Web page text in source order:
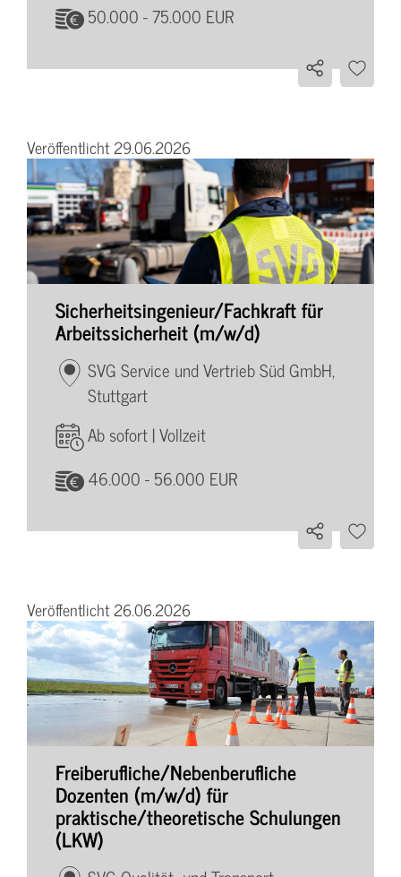
50.000 - 75.000 EUR
Veröffentlicht 29.06.2026
Sicherheitsingenieur/Fachkraft für
Arbeitssicherheit (m/w/d)
SVG Service und Vertrieb Süd GmbH,
Stuttgart
Ab sofort | Vollzeit
46.000 - 56.000 EUR
Veröffentlicht 26.06.2026
Freiberufliche/Nebenberufliche
Dozenten (m/w/d) für
praktische/theoretische Schulungen
(LKW)